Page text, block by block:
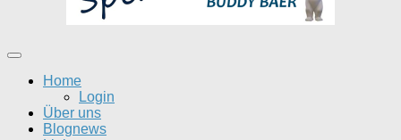
Home
Login
Über uns
Blognews